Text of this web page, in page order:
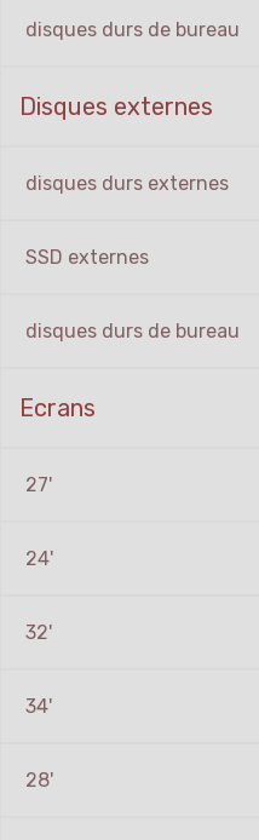
disques durs de bureau
Disques externes
disques durs externes
SSD externes
disques durs de bureau
Ecrans
27'
24'
32'
34'
28'